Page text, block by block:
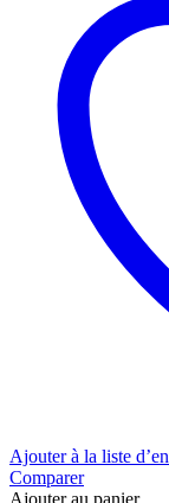
Ajouter à la liste
Comparer
Ajouter au panier